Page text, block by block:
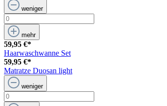
weniger
mehr
59,95 €*
Haarwaschwanne Set
59,95 €*
Matratze Duosan light
weniger